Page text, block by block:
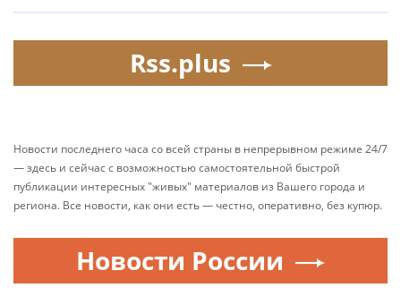
Rss.plus
Новости последнего часа со всей страны в непрерывном режиме 24/7
— здесь и сейчас с возможностью самостоятельной быстрой
публикации интересных "живых" материалов из Вашего города и
региона. Все новости, как они есть — честно, оперативно, без купюр.
Новости России